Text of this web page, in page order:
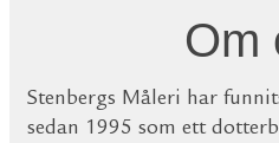
Om
Stenbergs Måleri har
sedan 1995 som ett